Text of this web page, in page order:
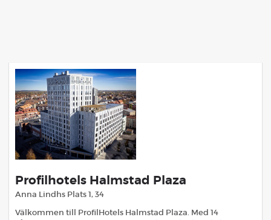
Profilhotels Halmstad Plaza
Anna Lindhs Plats 1, 34
Välkommen till ProfilHotels Halmstad Plaza. Med 14